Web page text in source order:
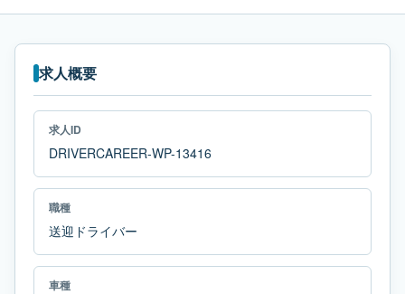
求人概要
求人ID
DRIVERCAREER-WP-13416
職種
送迎ドライバー
車種